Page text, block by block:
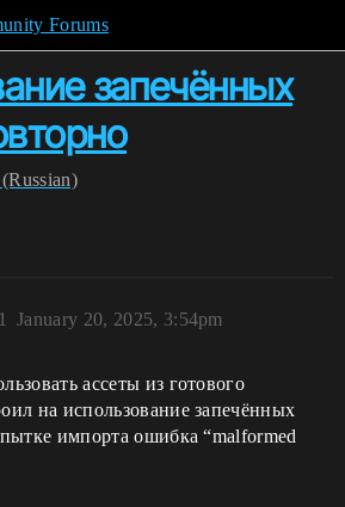
Forums
запечённых
January 20, 2025, 3:54pm
1
ассеты из готового
на использование запечённых
импорта ошибка “malformed